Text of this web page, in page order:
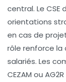
central. Le
orientations
en cas de
rôle renforce
salariés. Les
CEZAM ou